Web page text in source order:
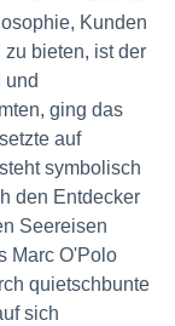
Kunden
bieten, ist der
und
ging das
auf
symbolisch
den Entdecker
Seereisen
Marc O'Polo
quietschbunte
sich